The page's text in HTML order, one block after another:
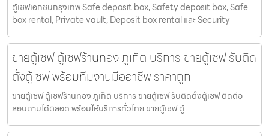
ตู้เซฟเอกชนกรุงเทพ Safe deposit box, Safety deposit box, Safe
box rental, Private vault, Deposit box rental และ Security
ขายตู้เซฟ ตู้เซฟร้านทอง ภูเก็ต บริการ ขายตู้เซฟ รับติด
ตั้งตู้เซฟ พร้อมทีมงานมืออาชีพ ราคาถูก
ขายตู้เซฟ ตู้เซฟร้านทอง ภูเก็ต บริการ ขายตู้เซฟ รับติดตั้งตู้เซฟ ติดต่อ
สอบถามได้ตลอด พร้อมให้บริการทั่วไทย ขายตู้เซฟ ตู้